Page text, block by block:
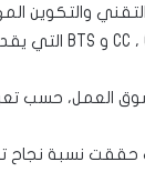
والتكوين